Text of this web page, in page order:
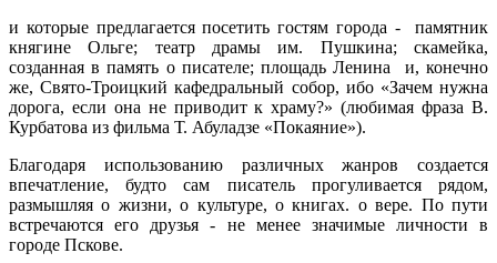
и которые предлагается посетить гостям города - памятник
княгине Ольге; театр драмы им. Пушкина; скамейка,
созданная в память о писателе; площадь Ленина и, конечно
же, Свято-Троицкий кафедральный собор, ибо «Зачем нужна
дорога, если она не приводит к храму?» (любимая фраза В.
Курбатова из фильма Т. Абуладзе «Покаяние»).
Благодаря использованию различных жанров создается
впечатление, будто сам писатель прогуливается рядом,
размышляя о жизни, о культуре, о книгах. о вере. По пути
встречаются его друзья - не менее значимые личности в
городе Пскове.